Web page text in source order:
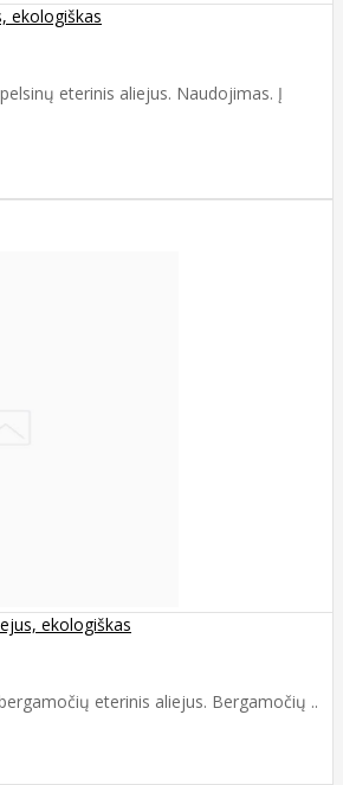
ekologiškas
eterinis aliejus. Naudojimas. Į
ekologiškas
eterinis aliejus. Bergamočių ..